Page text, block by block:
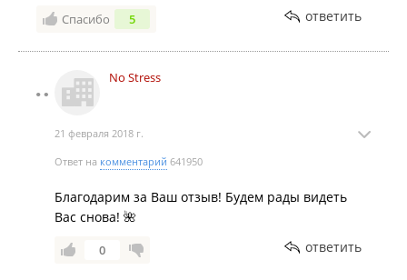
Спасибо 5 ответить
No Stress
21 февраля 2018 г.
Ответ на комментарий 641950
Благодарим за Ваш отзыв! Будем рады видеть
Вас снова! 🌺
0 ответить